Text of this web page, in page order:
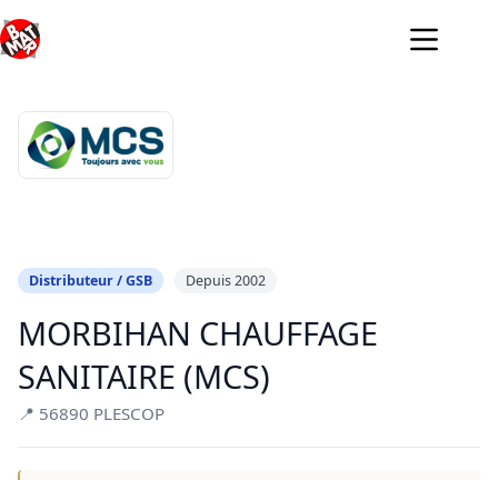
au
contenu
Distributeur / GSB Depuis 2002
MORBIHAN CHAUFFAGE
SANITAIRE (MCS)
📍 56890 PLESCOP